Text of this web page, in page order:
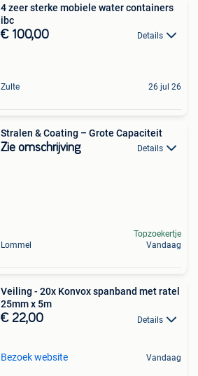
4 zeer sterke mobiele water containers
ibc
€ 100,00 Details
Zulte 26 jul 26
Stralen & Coating – Grote Capaciteit
Zie omschrijving Details
Lommel
Topzoekertje
Vandaag
Veiling - 20x Konvox spanband met ratel
25mm x 5m
€ 22,00 Details
Bezoek website Vandaag